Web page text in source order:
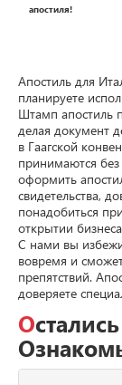
апостиля!
Апостиль для
планируете
Штамп апостиль
делая документ
в Гаагской
принимаются
оформить
свидетельства,
понадобиться
открытии
С нами вы
вовремя и
препятствий.
доверяете
Остались вопросы?